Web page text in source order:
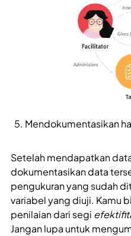
Mendokumentasikan
Setelah mendapatkan
dokumentasikan data
pengukuran yang sudah
variabel yang diuji. Kamu
penilaian dari segi
Jangan lupa untuk